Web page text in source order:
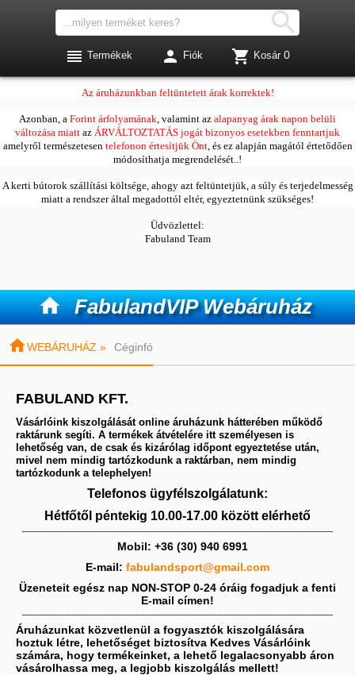
Kedves Vásárlóink!
Az áruházunkban feltüntetett árak korrektek!
Azonban, a Forint árfolyamának, valamint az alapanyag árak napon belüli
változása miatt az ÁRVÁLTOZTATÁS jogát bizonyos esetekben fenntartjuk
amelyről természetesentelefonon értesítjük Önt, és ez alapján magától értetődően
módosíthatja megrendelését..!
A kerti bútorok szállítási költsége, ahogy azt feltüntetjük, a súly és terjedelmesség
miatt a rendszer által megadottól eltér, egyeztetnünk szükséges!
Üdvözlettel:
Fabuland Team
 FabulandVIP Webáruház

 Termékek  Fiók  Kosár 0
WEBÁRUHÁZ » Céginfó
FABULAND KFT.
Vásárlóink kiszolgálását online áruházunk hátterében működő
raktárunk segíti. A termékek átvételére itt személyesen is
lehetőség van, de csak és kizárólag időpont egyeztetése után,
mivel nem mindig tartózkodunk a raktárban, nem mindig
tartózkodunk a telephelyen!
Telefonos ügyfélszolgálatunk:
Hétfőtől péntekig 10.00-17.00 között elérhető
Mobil: +36 (30) 940 6991
E-mail: fabulandsport@gmail.com
Üzeneteit egész nap NON-STOP 0-24 óráig fogadjuk a fenti
E-mail címen!
Áruházunkat közvetlenül a fogyasztók kiszolgálására
hoztuk létre, lehetőséget biztosítva Kedves Vásárlóink
számára, hogy termékeinket, a lehető legalacsonyabb áron
vásárolhassa meg, a legjobb kiszolgálás mellett!